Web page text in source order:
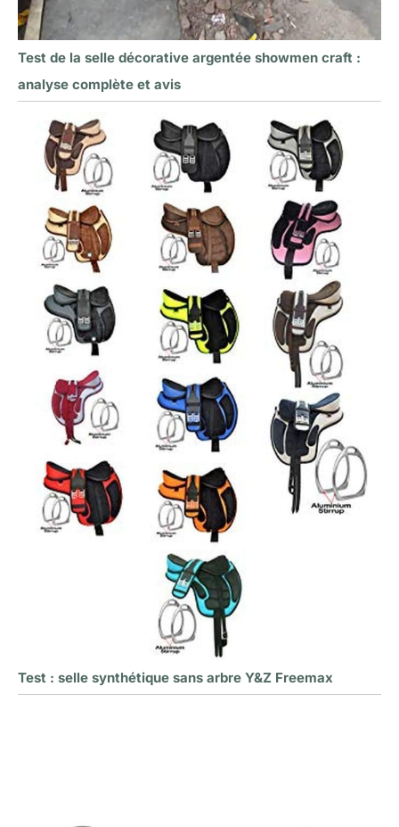
Test de la selle décorative argentée showmen craft :
analyse complète et avis
Test : selle synthétique sans arbre Y&Z Freemax